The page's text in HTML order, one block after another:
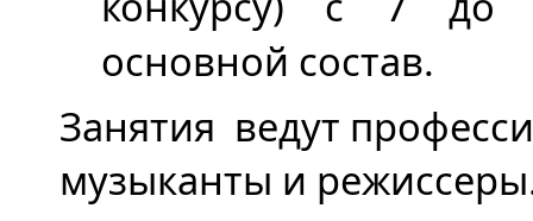
основной состав.
Занятия ведут
музыканты и